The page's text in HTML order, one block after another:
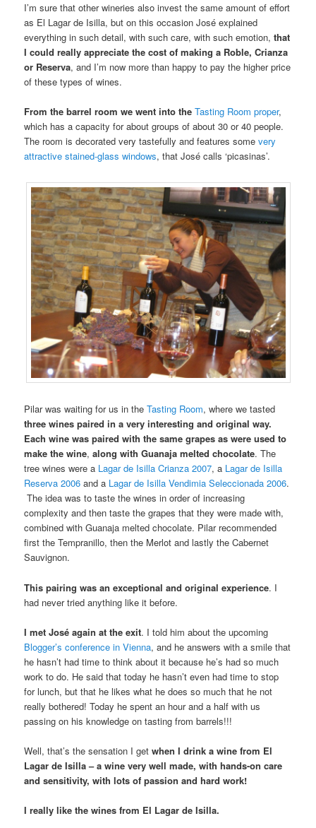
I’m sure that other wineries also invest the same amount of effort
as El Lagar de Isilla, but on this occasion José explained
everything in such detail, with such care, with such emotion,that
I could really appreciate the cost of making a Roble, Crianza
or Reserva, and I’m now more than happy to pay the higher price
of these types of wines.
From the barrel room we went into the Tasting Room proper,
which has a capacity for about groups of about 30 or 40 people.
The room is decorated very tastefully and features somevery
attractive stained-glass windows, that José calls ‘picasinas’.
Pilar was waiting for us in the Tasting Room, where we tasted
three wines paired in a very interesting and original way.
Each wine was paired with the same grapes as were used to
make the wine,along with Guanaja melted chocolate. The
tree wines were a Lagar de Isilla Crianza 2007, a Lagar de Isilla
Reserva 2006 and a Lagar de Isilla Vendimia Seleccionada 2006.
The idea was to taste the wines in order of increasing
complexity and then taste the grapes that they were made with,
combined with Guanaja melted chocolate. Pilar recommended
first the Tempranillo, then the Merlot and lastly the Cabernet
Sauvignon.
This pairing was an exceptional and original experience. I
had never tried anything like it before.
I met José again at the exit. I told him about the upcoming
Blogger’s conference in Vienna, and he answers with a smile that
he hasn’t had time to think about it because he’s had so much
work to do. He said that today he hasn’t even had time to stop
for lunch, but that he likes what he does so much that he not
really bothered! Today he spent an hour and a half with us
passing on his knowledge on tasting from barrels!!!
Well, that’s the sensation I getwhen I drink a wine from El
Lagar de Isilla – a wine very well made, with hands-on care
and sensitivity, with lots of passion and hard work!
I really like the wines from El Lagar de Isilla.